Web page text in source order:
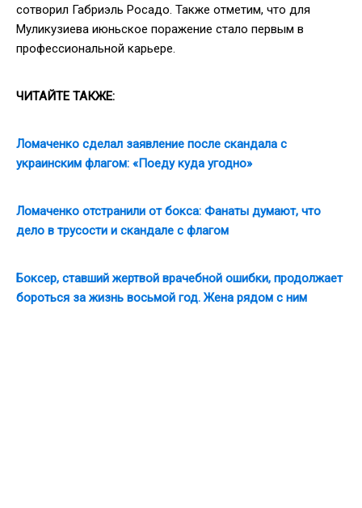
сотворил Габриэль Росадо. Также отметим, что для
Муликузиева июньское поражение стало первым в
профессиональной карьере.
ЧИТАЙТЕ ТАКЖЕ:
Ломаченко сделал заявление после скандала с
украинским флагом: «Поеду куда угодно»
Ломаченко отстранили от бокса: Фанаты думают, что
дело в трусости и скандале с флагом
Боксер, ставший жертвой врачебной ошибки, продолжает
бороться за жизнь восьмой год. Жена рядом с ним